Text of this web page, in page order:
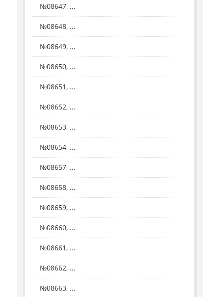
№08647, ...
№08648, ...
№08649, ...
№08650, ...
№08651, ...
№08652, ...
№08653, ...
№08654, ...
№08657, ...
№08658, ...
№08659, ...
№08660, ...
№08661, ...
№08662, ...
№08663, ...